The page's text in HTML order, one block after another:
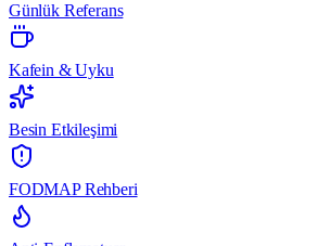
Günlük Referans
Kafein & Uyku
Besin Etkileşimi
FODMAP Rehberi